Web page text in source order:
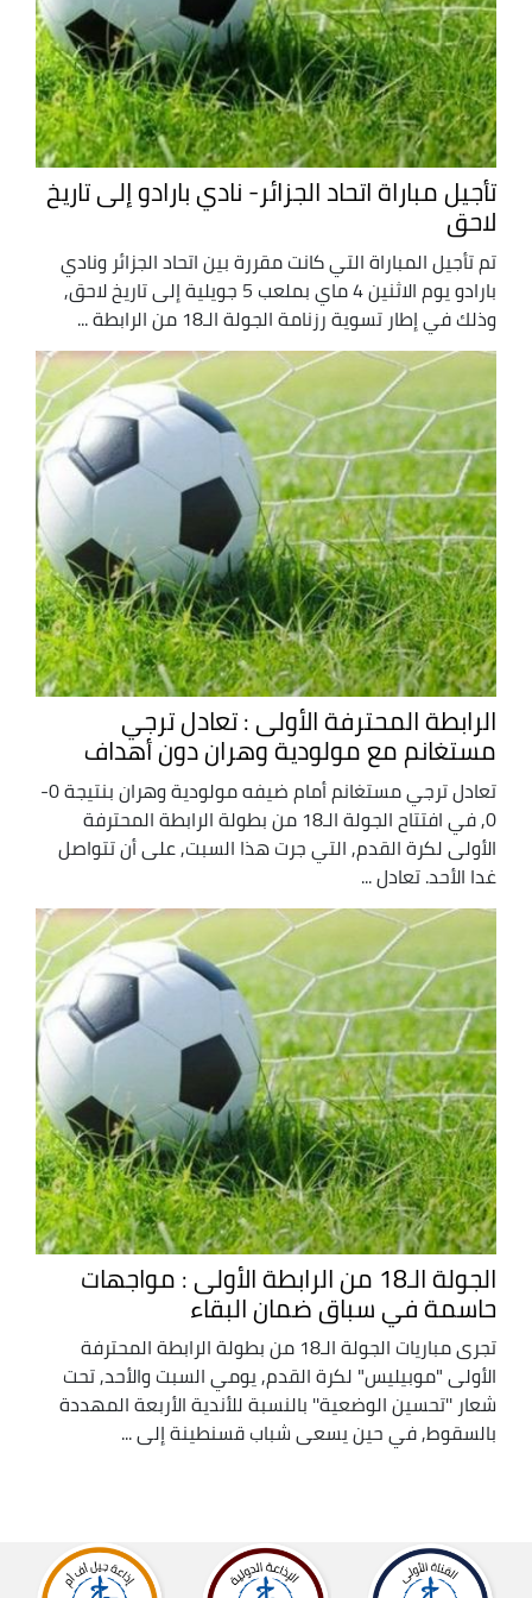
تأجيل مباراة اتحاد الجزائر- نادي بارادو إلى تاريخ
لاحق
تم تأجيل المباراة التي كانت مقررة بين اتحاد الجزائر ونادي
بارادو يوم الاثنين 4 ماي بملعب 5 جويلية إلى تاريخ لاحق,
وذلك في إطار تسوية رزنامة الجولة الـ18 من الرابطة ...
الرابطة المحترفة الأولى : تعادل ترجي
مستغانم مع مولودية وهران دون أهداف
تعادل ترجي مستغانم أمام ضيفه مولودية وهران بنتيجة 0-
0, في افتتاح الجولة الـ18 من بطولة الرابطة المحترفة
الأولى لكرة القدم, التي جرت هذا السبت, على أن تتواصل
غدا الأحد. تعادل ...
الجولة الـ18 من الرابطة الأولى : مواجهات
حاسمة في سباق ضمان البقاء
تجرى مباريات الجولة الـ18 من بطولة الرابطة المحترفة
الأولى "موبيليس" لكرة القدم, يومي السبت والأحد, تحت
شعار ''تحسين الوضعية'' بالنسبة للأندية الأربعة المهددة
بالسقوط, في حين يسعى شباب قسنطينة إلى ...